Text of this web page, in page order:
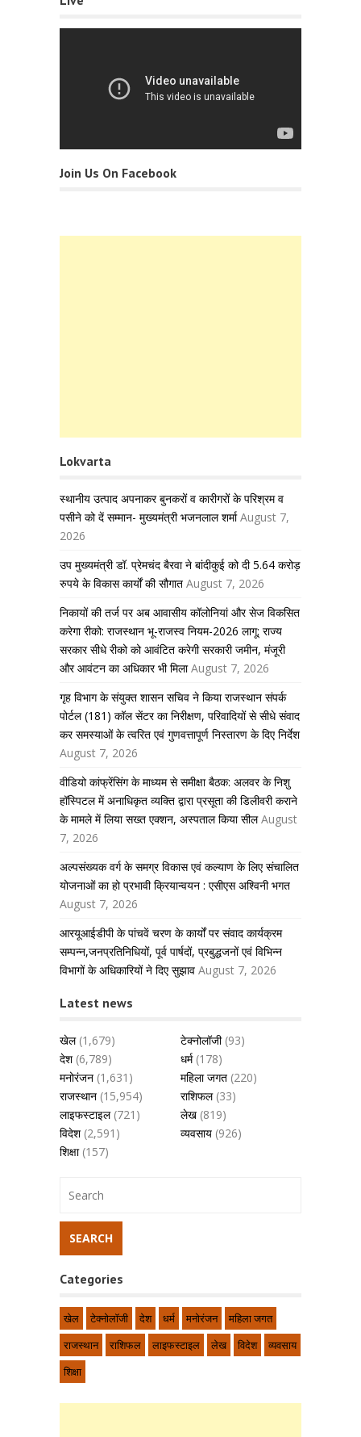
Join Us On Facebook
Lokvarta
स्थानीय उत्पाद अपनाकर बुनकरों व कारीगरों के परिश्रम व
पसीने को दें सम्मान- मुख्यमंत्री भजनलाल शर्मा August 7,
2026
उप मुख्यमंत्री डॉ. प्रेमचंद बैरवा ने बांदीकुई को दी 5.64 करोड़
रुपये के विकास कार्यों की सौगात August 7, 2026
निकायों की तर्ज पर अब आवासीय कॉलोनियां और सेज विकसित
करेगा रीको: राजस्थान भू-राजस्व नियम-2026 लागू; राज्य
सरकार सीधे रीको को आवंटित करेगी सरकारी जमीन, मंजूरी
और आवंटन का अधिकार भी मिला August 7, 2026
गृह विभाग के संयुक्त शासन सचिव ने किया राजस्थान संपर्क
पोर्टल (181) कॉल सेंटर का निरीक्षण, परिवादियों से सीधे संवाद
कर समस्याओं के त्वरित एवं गुणवत्तापूर्ण निस्तारण के दिए निर्देश
August 7, 2026
वीडियो कांफ्रेंसिंग के माध्यम से समीक्षा बैठक: अलवर के निशु
हॉस्पिटल में अनाधिकृत व्यक्ति द्वारा प्रसूता की डिलीवरी कराने
के मामले में लिया सख्त एक्शन, अस्पताल किया सील August
7, 2026
अल्पसंख्यक वर्ग के समग्र विकास एवं कल्याण के लिए संचालित
योजनाओं का हो प्रभावी क्रियान्वयन : एसीएस अश्विनी भगत
August 7, 2026
आरयूआईडीपी के पांचवें चरण के कार्यों पर संवाद कार्यक्रम
सम्पन्न,जनप्रतिनिधियों, पूर्व पार्षदों, प्रबुद्धजनों एवं विभिन्न
विभागों के अधिकारियों ने दिए सुझाव August 7, 2026
Latest news
खेल(1,679) टेक्नोलॉजी(93)
देश(6,789) धर्म(178)
मनोरंजन (1,631) महिला जगत (220)
राजस्थान (15,954) राशिफल(33)
लाइफस्टाइल(721) लेख (819)
विदेश(2,591) व्यवसाय (926)
शिक्षा(157)
Categories
खेल टेक्नोलॉजी देश धर्म मनोरंजन
महिला जगत
राजस्थान
राशिफल लाइफस्टाइल लेख विदेश
व्यवसाय
शिक्षा